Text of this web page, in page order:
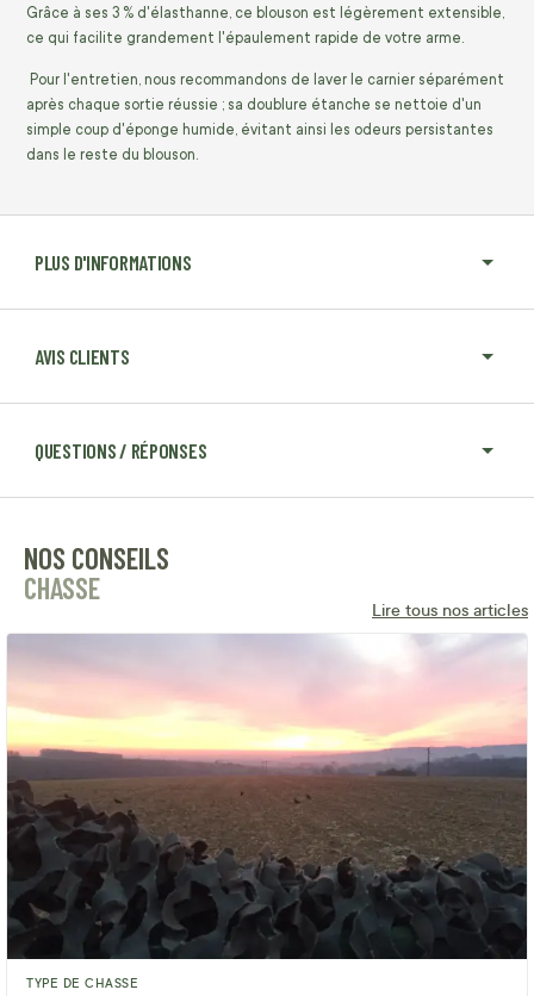
PLUS D'INFORMATIONS
AVIS CLIENTS
QUESTIONS / RÉPONSES
Grâce à ses 3 % d'élasthanne, ce blouson est légèrement extensible,
ce qui facilite grandement l'épaulement rapide de votre arme.
Pour l'entretien, nous recommandons de laver le carnier séparément
après chaque sortie réussie ; sa doublure étanche se nettoie d'un
simple coup d'éponge humide, évitant ainsi les odeurs persistantes
dans le reste du blouson.
NOS CONSEILS
CHASSE
Lire tous nos articles
TYPE DE CHASSE